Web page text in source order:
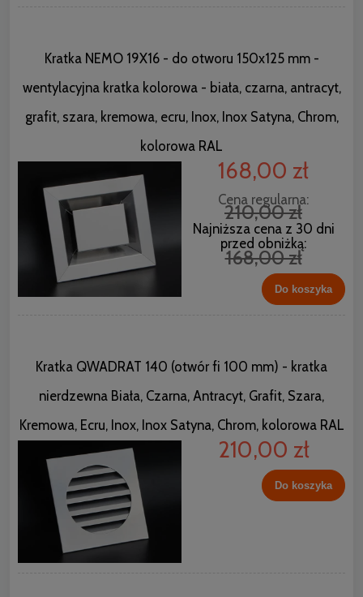
Kratka NEMO 19X16 - do otworu 150x125 mm -
wentylacyjna kratka kolorowa - biała, czarna, antracyt,
grafit, szara, kremowa, ecru, Inox, Inox Satyna, Chrom,
kolorowa RAL
168,00 zł
Cena regularna:
210,00 zł
Najniższa cena z 30 dni
przed obniżką:
168,00 zł
Do koszyka
Kratka QWADRAT 140 (otwór fi 100 mm) - kratka
nierdzewna Biała, Czarna, Antracyt, Grafit, Szara,
Kremowa, Ecru, Inox, Inox Satyna, Chrom, kolorowa RAL
210,00 zł
Do koszyka